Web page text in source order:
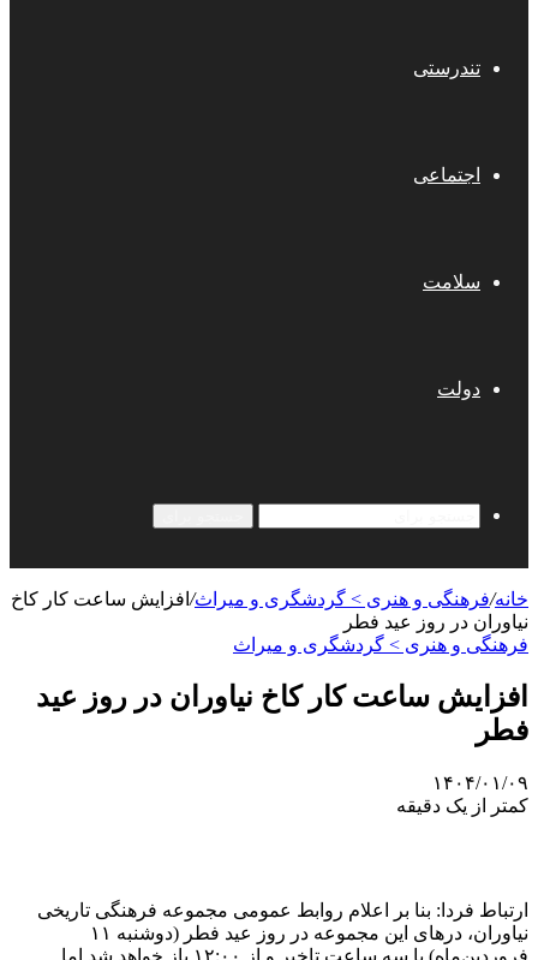
تندرستی
اجتماعی
سلامت
دولت
خانه/فرهنگی و هنری > گردشگری و میراث/ افزایش ساعت کار کاخ
نیاوران در روز عید فطر
فرهنگی و هنری > گردشگری و میراث
افزایش ساعت کار کاخ نیاوران در روز عید
فطر
۱۴۰۴/۰۱/۰۹
کمتر از یک دقیقه
ارتباط فردا: بنا بر اعلام روابط عمومی مجموعه فرهنگی تاریخی
نیاوران، درهای این مجموعه در روز عید فطر (دوشنبه ۱۱
فروردین‌ماه) با سه ساعت تاخیر و از ۱۲:۰۰ باز خواهد شد اما